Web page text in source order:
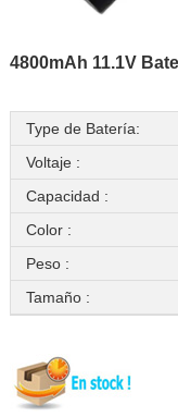
4800mAh 11.1V
Type de Batería:
Voltaje :
Capacidad :
Color :
Peso :
Tamaño :